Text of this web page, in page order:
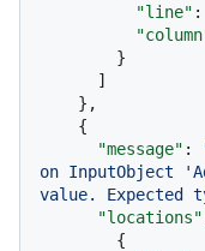
"line" :
}
]
} ,
{
"message" :
on InputObject
value.
"locations"
{